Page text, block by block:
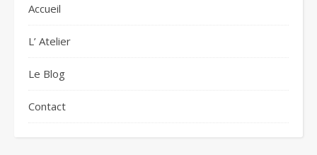
Accueil
L’ Atelier
Le Blog
Contact